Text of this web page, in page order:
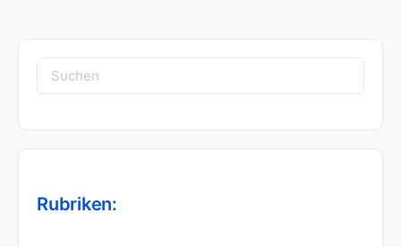
Suchen
nach:
Rubriken: